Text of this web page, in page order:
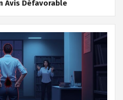
Avis Défavorable